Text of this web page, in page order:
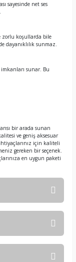
sayesinde net ses
zorlu koşullarda bile
dayanıklılık sunmaz.
imkanları sunar. Bu
bir arada sunan
ve geniş aksesuar
için kaliteli
gereken bir seçenek.
en uygun paketi